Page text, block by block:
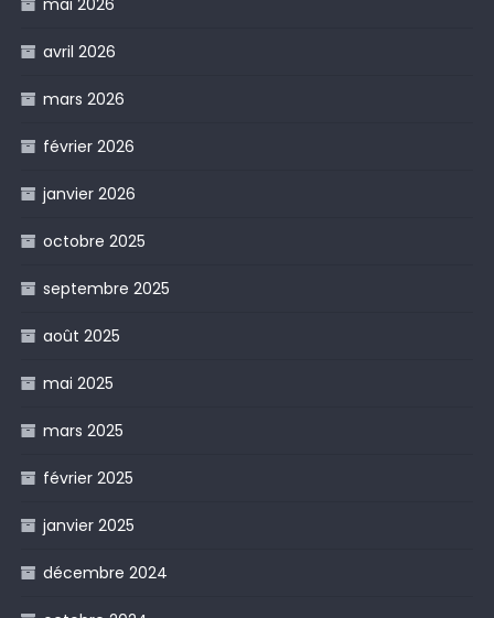
avril 2026
mars 2026
février 2026
janvier 2026
octobre 2025
septembre 2025
août 2025
mai 2025
mars 2025
février 2025
janvier 2025
décembre 2024